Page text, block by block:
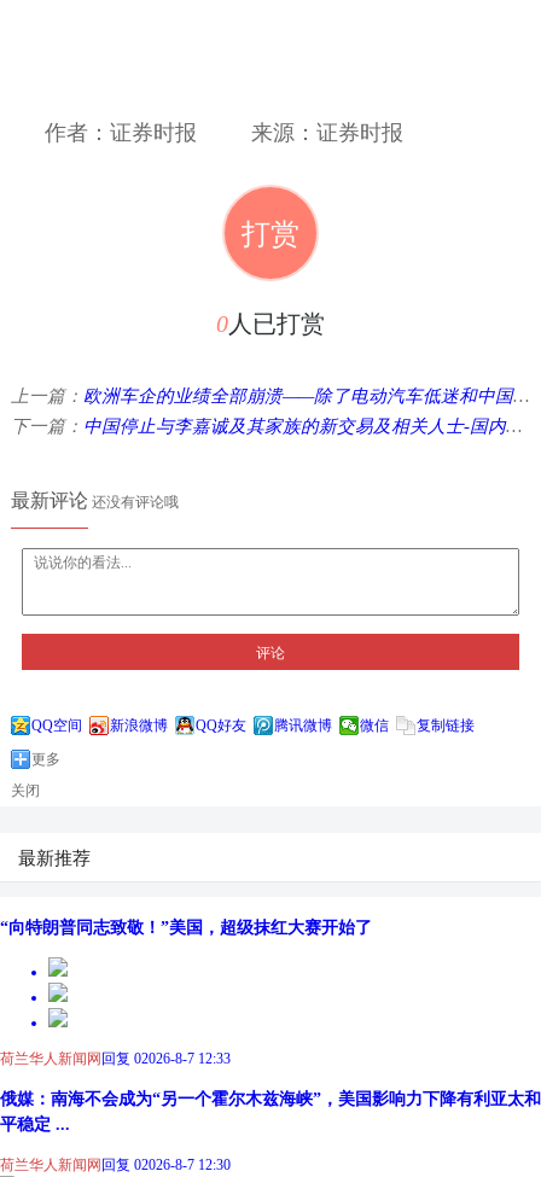
作者：证券时报 来源：证券时报
打赏
0人已打赏
上一篇： 欧洲车企的业绩全部崩溃——除了电动汽车低迷和中国竞争激化，今后还将增加特朗普关税 ...
下一篇： 中国停止与李嘉诚及其家族的新交易及相关人士-国内外投资调查 ...
最新评论还没有评论哦
评论
QQ空间 新浪微博 QQ好友 腾讯微博 微信
复制链接
更多
关闭
最新推荐
“向特朗普同志致敬！”美国，超级抹红大赛开始了
荷兰华人新闻网回复 02026-8-7 12:33
俄媒：南海不会成为“另一个霍尔木兹海峡”，美国影响力下降有利亚太和
平稳定 ...
荷兰华人新闻网回复 02026-8-7 12:30